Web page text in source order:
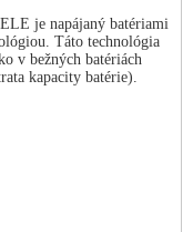
je napájaný batériami
Táto technológia
v bežných batériách
kapacity batérie).